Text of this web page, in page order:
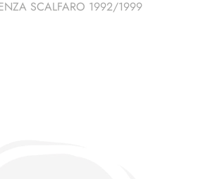
SCALFARO 1992/1999